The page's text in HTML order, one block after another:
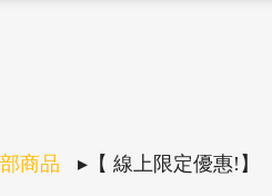
商品 ▸【 線上限定優惠!】